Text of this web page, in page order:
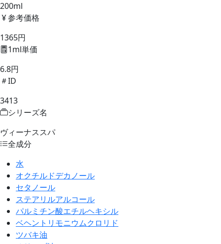
200ml
参考価格
1365円
1ml単価
6.8円
ID
3413
シリーズ名
ヴィーナススパ
全成分
水
オクチルドデカノール
セタノール
ステアリルアルコール
パルミチン酸エチルヘキシル
ベヘントリモニウムクロリド
ツバキ油